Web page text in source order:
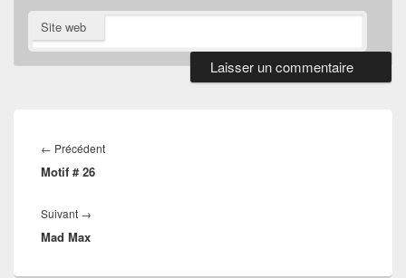
Site web
de
l’article
← PrécédentArticle
Motif # 26
Suivant →
Mad Max